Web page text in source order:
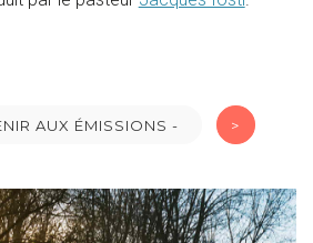
AUX ÉMISSIONS - >